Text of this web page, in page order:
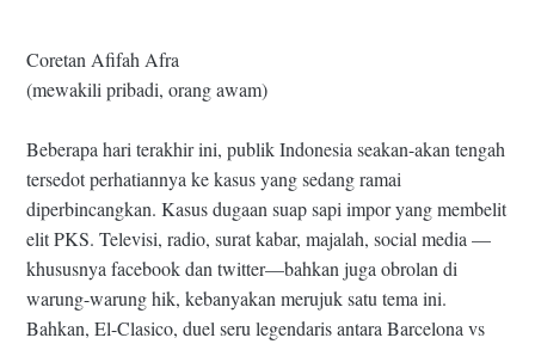
Coretan Afifah Afra
(mewakili pribadi, orang awam)
Beberapa hari terakhir ini, publik Indonesia seakan-akan tengah
tersedot perhatiannya ke kasus yang sedang ramai
diperbincangkan. Kasus dugaan suap sapi impor yang membelit
elit PKS. Televisi, radio, surat kabar, majalah, social media —
khususnya facebook dan twitter—bahkan juga obrolan di
warung-warung hik, kebanyakan merujuk satu tema ini.
Bahkan, El-Clasico, duel seru legendaris antara Barcelona vs